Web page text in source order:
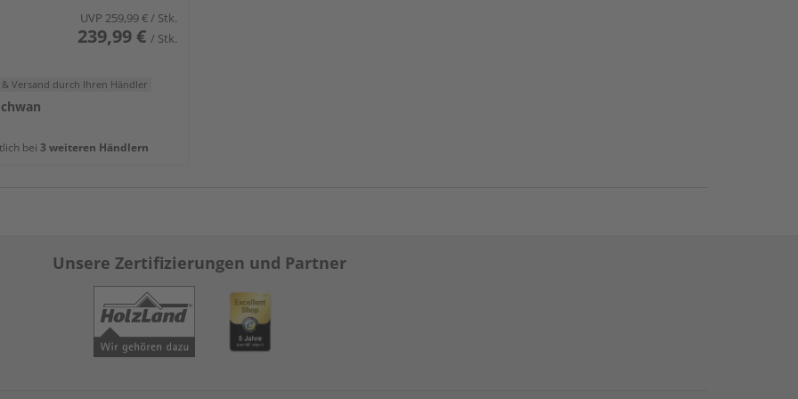
UVP 259,99 €/ Stk.
239,99 € / Stk.
Versand durch Ihren Händler
bei 3 weiteren Händlern
Unsere Zertifizierungen und Partner